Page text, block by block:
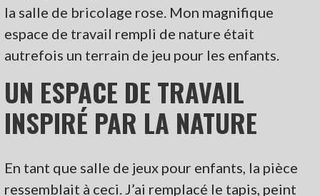
la salle de bricolage rose. Mon magnifique
espace de travail rempli de nature était
autrefois un terrain de jeu pour les enfants.
UN ESPACE DE TRAVAIL
INSPIRÉ PAR LA NATURE
En tant que salle de jeux pour enfants, la pièce
ressemblait à ceci. J’ai remplacé le tapis, peint